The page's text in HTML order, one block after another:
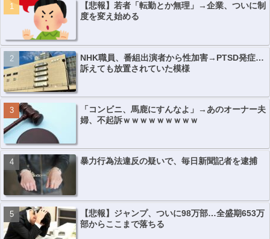
【悲報】若者「転勤とか無理」→企業、ついに制
度を変え始める
NHK職員、番組出演者から性加害→PTSD発症…
訴えても放置されていた模様
「コンビニ、馬鹿にすんなよ」→あのオーナー夫
婦、不起訴ｗｗｗｗｗｗｗｗｗ
暴力行為法違反の疑いで、毎日新聞記者を逮捕
【悲報】ジャンプ、ついに98万部…全盛期653万
部からここまで落ちる